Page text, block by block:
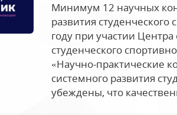
Минимум 12 научных
развития
году при участии
студенческого
«Научно-практические
системного развития
убеждены, что